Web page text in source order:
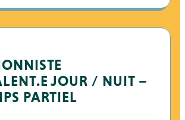
JOUR / NUIT –
PARTIEL